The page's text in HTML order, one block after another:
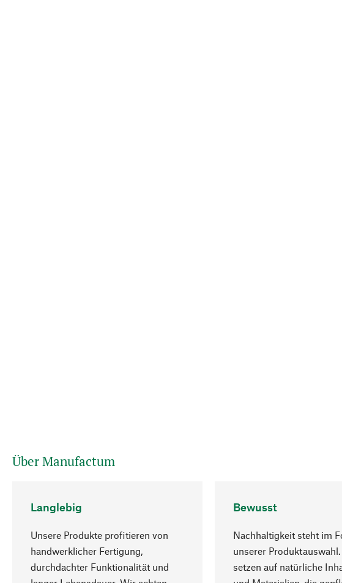
Über Manufactum
Langlebig
Unsere Produkte profitieren von
handwerklicher Fertigung,
durchdachter Funktionalität und
Bewusst
Nachhaltigkeit steht im
unserer
setzen auf natürliche